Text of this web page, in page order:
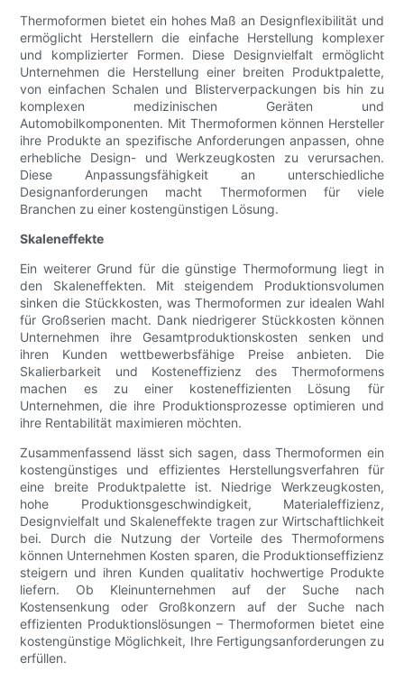
Thermoformen bietet ein hohes Maß an Designflexibilität und
ermöglicht Herstellern die einfache Herstellung komplexer
und komplizierter Formen. Diese Designvielfalt ermöglicht
Unternehmen die Herstellung einer breiten Produktpalette,
von einfachen Schalen und Blisterverpackungen bis hin zu
komplexen medizinischen Geräten und
Automobilkomponenten. Mit Thermoformen können Hersteller
ihre Produkte an spezifische Anforderungen anpassen, ohne
erhebliche Design- und Werkzeugkosten zu verursachen.
Diese Anpassungsfähigkeit an unterschiedliche
Designanforderungen macht Thermoformen für viele
Branchen zu einer kostengünstigen Lösung.
Skaleneffekte
Ein weiterer Grund für die günstige Thermoformung liegt in
den Skaleneffekten. Mit steigendem Produktionsvolumen
sinken die Stückkosten, was Thermoformen zur idealen Wahl
für Großserien macht. Dank niedrigerer Stückkosten können
Unternehmen ihre Gesamtproduktionskosten senken und
ihren Kunden wettbewerbsfähige Preise anbieten. Die
Skalierbarkeit und Kosteneffizienz des Thermoformens
machen es zu einer kosteneffizienten Lösung für
Unternehmen, die ihre Produktionsprozesse optimieren und
ihre Rentabilität maximieren möchten.
Zusammenfassend lässt sich sagen, dass Thermoformen ein
kostengünstiges und effizientes Herstellungsverfahren für
eine breite Produktpalette ist. Niedrige Werkzeugkosten,
hohe Produktionsgeschwindigkeit, Materialeffizienz,
Designvielfalt und Skaleneffekte tragen zur Wirtschaftlichkeit
bei. Durch die Nutzung der Vorteile des Thermoformens
können Unternehmen Kosten sparen, die Produktionseffizienz
steigern und ihren Kunden qualitativ hochwertige Produkte
liefern. Ob Kleinunternehmen auf der Suche nach
Kostensenkung oder Großkonzern auf der Suche nach
effizienten Produktionslösungen – Thermoformen bietet eine
kostengünstige Möglichkeit, Ihre Fertigungsanforderungen zu
erfüllen.